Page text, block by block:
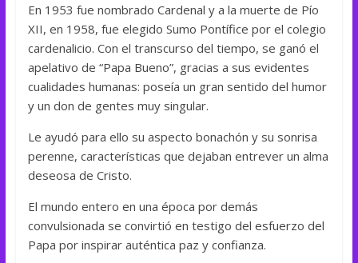
En 1953 fue nombrado Cardenal y a la muerte de Pío
XII, en 1958, fue elegido Sumo Pontífice por el colegio
cardenalicio. Con el transcurso del tiempo, se ganó el
apelativo de “Papa Bueno”, gracias a sus evidentes
cualidades humanas: poseía un gran sentido del humor
y un don de gentes muy singular.
Le ayudó para ello su aspecto bonachón y su sonrisa
perenne, características que dejaban entrever un alma
deseosa de Cristo.
El mundo entero en una época por demás
convulsionada se convirtió en testigo del esfuerzo del
Papa por inspirar auténtica paz y confianza.